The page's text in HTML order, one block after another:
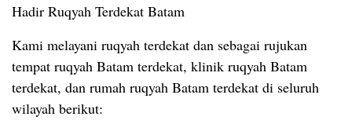
Hadir Ruqyah Terdekat Batam
Kami melayani ruqyah terdekat dan sebagai rujukan
tempat ruqyah Batam terdekat, klinik ruqyah Batam
terdekat, dan rumah ruqyah Batam terdekat di seluruh
wilayah berikut: